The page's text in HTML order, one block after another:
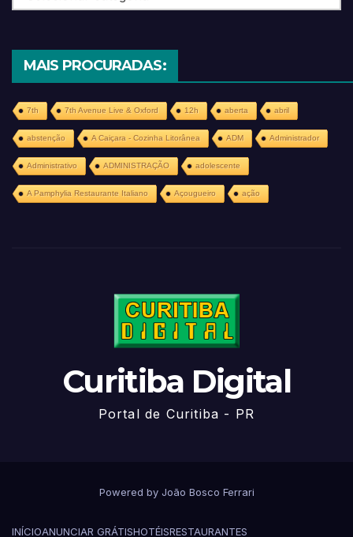
MAIS PROCURADAS:
7th 7th Avenue Live & Oxford 12h aberta abril
abstenção A Caiçara - Cozinha Litorânea ADM Administrador
Administrativo ADMINISTRAÇÃO adolescente
A Pamphylia Restaurante Italiano Açougueiro ação
Curitiba Digital
Portal de Curitiba - PR
Powered by João Bosco Ferrari
INÍCIOANUNCIAR GRÁTISHOTÉISRESTAURANTES